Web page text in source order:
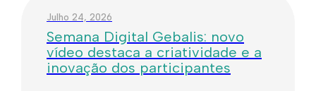
Julho 24, 2026
Semana Digital Gebalis: novo
vídeo destaca a criatividade e a
inovação dos participantes